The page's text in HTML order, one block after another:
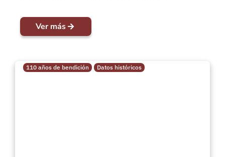
Ver más
110 años de bendición Datos históricos